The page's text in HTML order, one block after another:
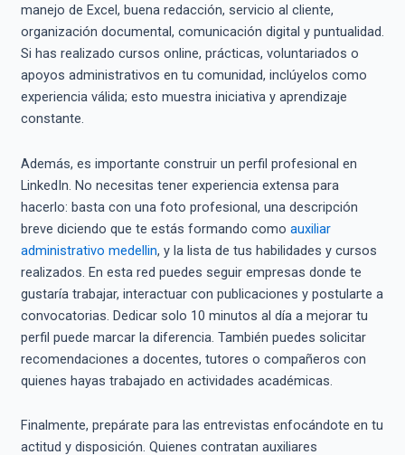
manejo de Excel, buena redacción, servicio al cliente,
organización documental, comunicación digital y puntualidad.
Si has realizado cursos online, prácticas, voluntariados o
apoyos administrativos en tu comunidad, inclúyelos como
experiencia válida; esto muestra iniciativa y aprendizaje
constante.
Además, es importante construir un perfil profesional en
LinkedIn. No necesitas tener experiencia extensa para
hacerlo: basta con una foto profesional, una descripción
breve diciendo que te estás formando como auxiliar
administrativo medellin, y la lista de tus habilidades y cursos
realizados. En esta red puedes seguir empresas donde te
gustaría trabajar, interactuar con publicaciones y postularte a
convocatorias. Dedicar solo 10 minutos al día a mejorar tu
perfil puede marcar la diferencia. También puedes solicitar
recomendaciones a docentes, tutores o compañeros con
quienes hayas trabajado en actividades académicas.
Finalmente, prepárate para las entrevistas enfocándote en tu
actitud y disposición. Quienes contratan auxiliares